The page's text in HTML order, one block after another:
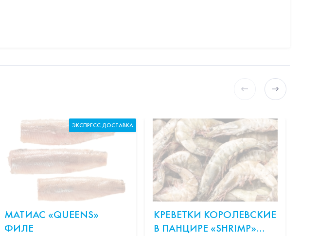
МАТИАС «QUEENS»
ФИЛЕ
ЭКСПРЕСС ДОСТАВКА
КРЕВЕТКИ КОРОЛЕВСКИЕ
В ПАНЦИРЕ «SHRIMP»